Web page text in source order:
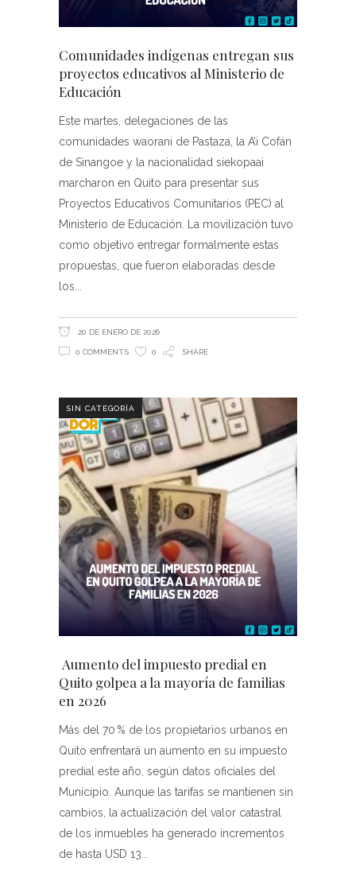
Comunidades indígenas entregan sus
proyectos educativos al Ministerio de
Educación
Este martes, delegaciones de las
comunidades waorani de Pastaza, la A’i Cofán
de Sinangoe y la nacionalidad siekopaai
marcharon en Quito para presentar sus
Proyectos Educativos Comunitarios (PEC) al
Ministerio de Educación. La movilización tuvo
como objetivo entregar formalmente estas
propuestas, que fueron elaboradas desde
los
20 DE ENERO DE 2026
0 COMMENTS 0 SHARE
SIN CATEGORÍA
Aumento del impuesto predial en
Quito golpea a la mayoría de familias
en 2026
Más del 70 % de los propietarios urbanos en
Quito enfrentará un aumento en su impuesto
predial este año, según datos oficiales del
Municipio. Aunque las tarifas se mantienen sin
cambios, la actualización del valor catastral
de los inmuebles ha generado incrementos
de hasta USD 13